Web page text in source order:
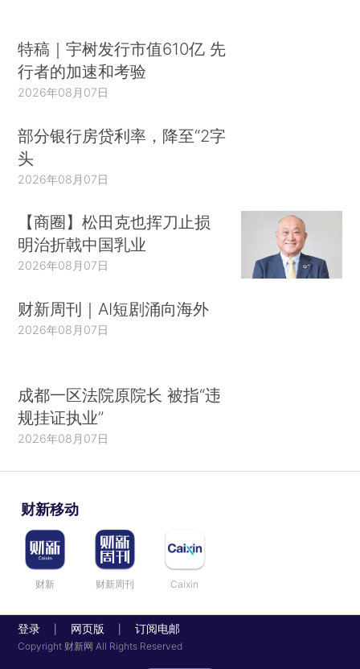
特稿｜宇树发行市值610亿 先
行者的加速和考验
2026年08月07日
部分银行房贷利率，降至“2字
头
2026年08月07日
【商圈】松田克也挥刀止损
明治折戟中国乳业
2026年08月07日
财新周刊｜AI短剧涌向海外
2026年08月07日
成都一区法院原院长 被指“违
规挂证执业”
2026年08月07日
财新移动
财新 财新周刊 Caixin
登录 网页版 订阅电邮
Copyright 财新网 All Rights Reserved